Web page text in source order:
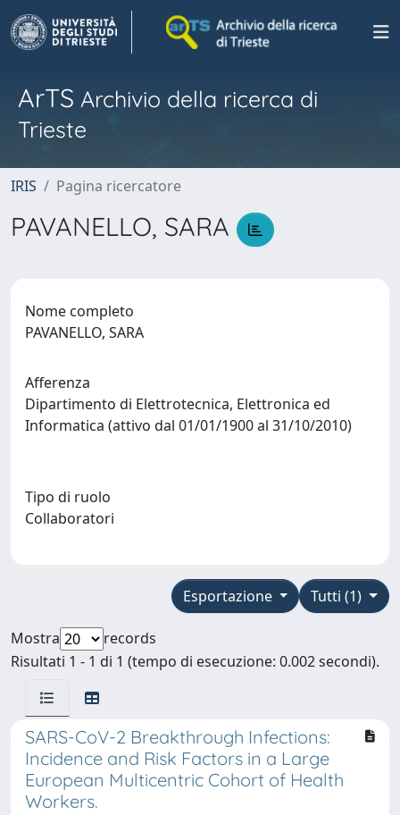
ArTS Archivio della ricerca di
Trieste
IRIS Pagina ricercatore
PAVANELLO, SARA
Nome completo
PAVANELLO, SARA
Afferenza
Dipartimento di Elettrotecnica, Elettronica ed
Informatica (attivo dal 01/01/1900 al 31/10/2010)
Tipo di ruolo
Collaboratori
Tutti (1)
Esportazione
Mostra
records
Risultati 1 - 1 di 1 (tempo di esecuzione: 0.002 secondi).
SARS-CoV-2 Breakthrough Infections:
Incidence and Risk Factors in a Large
European Multicentric Cohort of Health
Workers.